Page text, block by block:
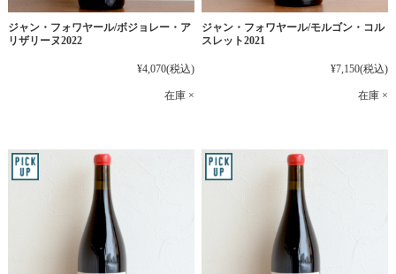
ジャン・フォワヤール/ボジョレー・ア
リザリーヌ2022
¥4,070(税込)
在庫 ×
ジャン・フォワヤール/モルゴン・コル
スレット2021
¥7,150(税込)
在庫 ×